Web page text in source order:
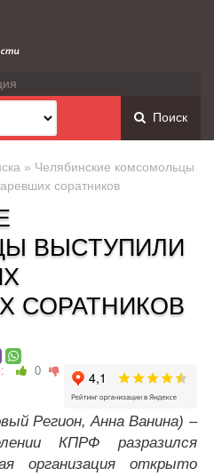
Поиск
» Челябинские комсомольцы
соратников
ВЫСТУПИЛИ
СОРАТНИКОВ
0
Регион, Анна Ванина) –
КПРФ разразился
организация открыто